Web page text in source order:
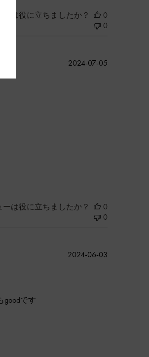
ーは役に立ちましたか？
0
0
公
2024-07-05
ーは役に立ちましたか？
0
0
goodです
公
2024-06-03